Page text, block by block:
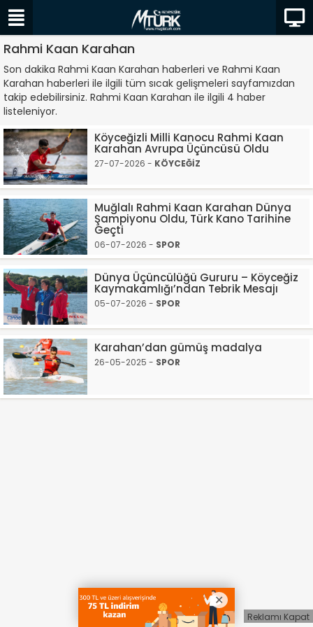
Rahmi Kaan Karahan
Son dakika Rahmi Kaan Karahan haberleri ve Rahmi Kaan
Karahan haberleri ile ilgili tüm sıcak gelişmeleri sayfamızdan
takip edebilirsiniz. Rahmi Kaan Karahan ile ilgili 4 haber
listeleniyor.
Köyceğizli Milli Kanocu Rahmi Kaan
Karahan Avrupa Üçüncüsü Oldu
27-07-2026 - KÖYCEĞİZ
Muğlalı Rahmi Kaan Karahan Dünya
Şampiyonu Oldu, Türk Kano Tarihine
Geçti
06-07-2026 - SPOR
Dünya Üçüncülüğü Gururu – Köyceğiz
Kaymakamlığı’ndan Tebrik Mesajı
05-07-2026 - SPOR
Karahan’dan gümüş madalya
26-05-2025 - SPOR
Reklamı Kapat